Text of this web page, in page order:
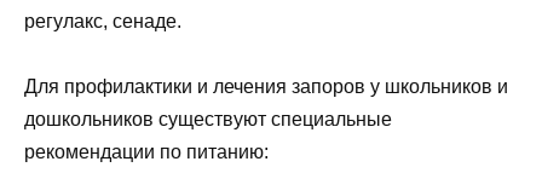
регулакс, сенаде.
Для профилактики и лечения запоров у школьников и
дошкольников существуют специальные
рекомендации по питанию: